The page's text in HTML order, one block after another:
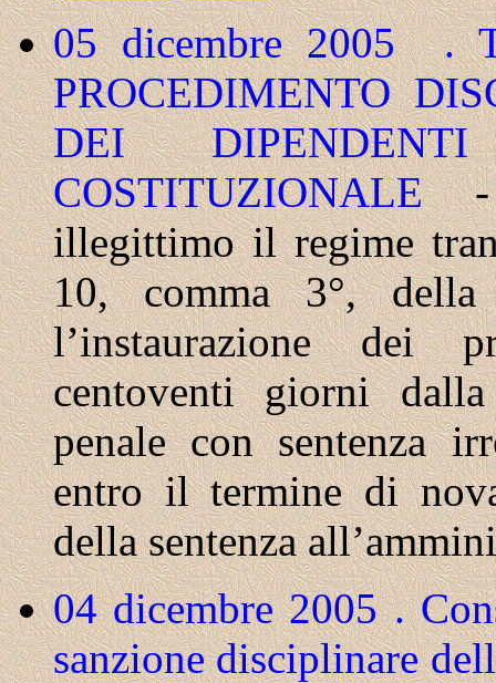
05 dicembre 2005 .
PROCEDIMENTO
DEI
COSTITUZIONALE-
illegittimo il regime
10, comma 3°,
l’instaurazione dei
centoventi giorni
penale con sentenza
entro il termine di
della sentenza
04 dicembre 2005 .
sanzione disciplinare